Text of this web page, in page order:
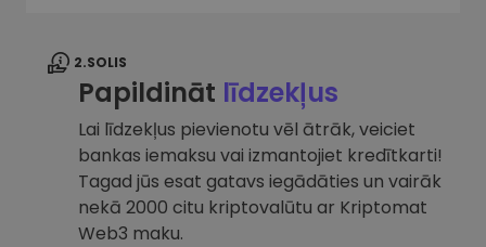
2.SOLIS
Papildināt līdzekļus
Lai līdzekļus pievienotu vēl ātrāk, veiciet
bankas iemaksu vai izmantojiet kredītkarti!
Tagad jūs esat gatavs iegādāties un vairāk
nekā 2000 citu kriptovalūtu ar Kriptomat
Web3 maku.